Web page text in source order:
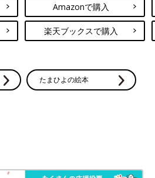
Amazonで購入
楽天ブックスで購入
たまひよの絵本